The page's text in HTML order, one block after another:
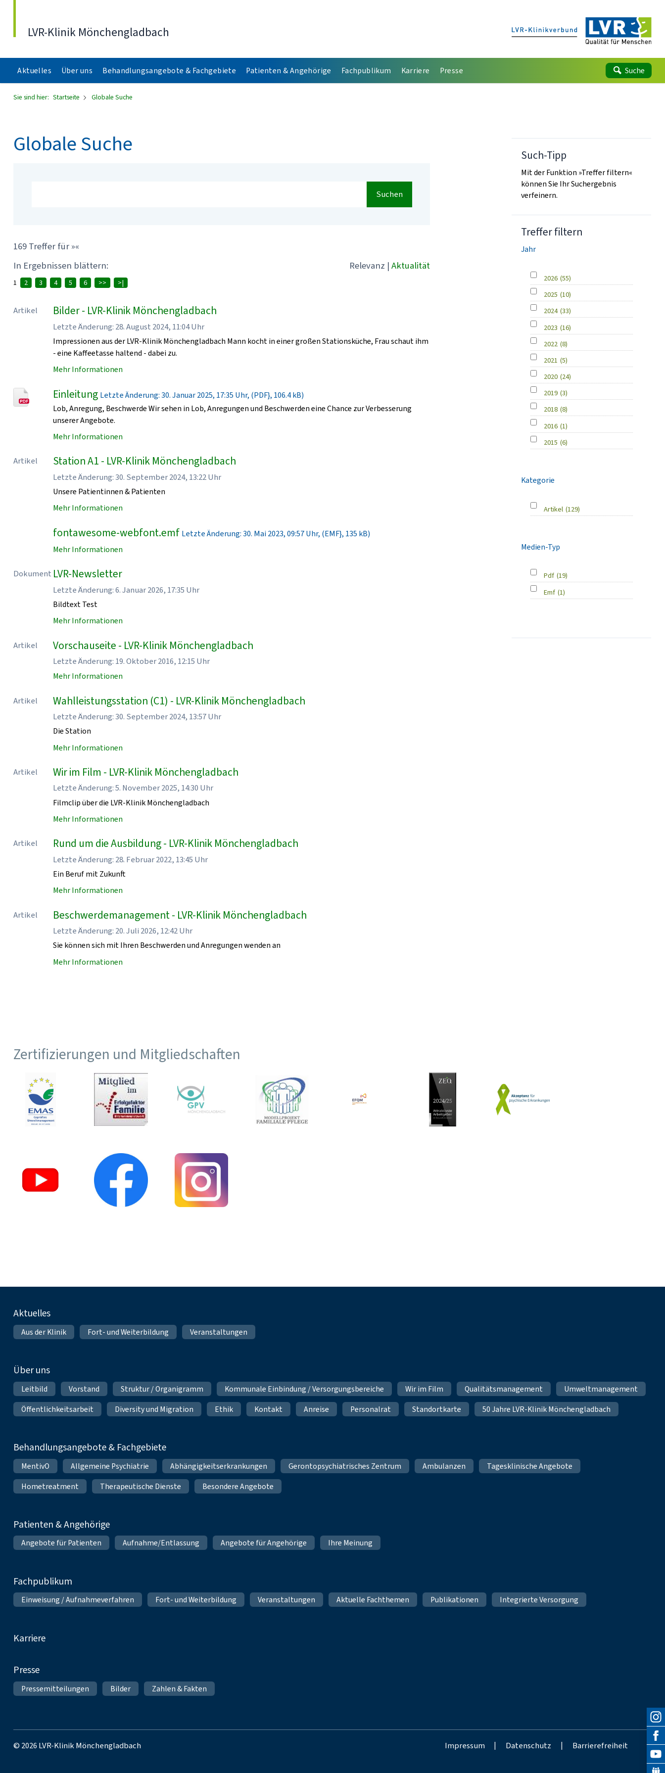
LVR-Klinik Mönchengladbach
Aktuelles Über uns Behandlungsangebote & Fachgebiete Patienten & Angehörige Fachpublikum Karriere Presse Suche
Sie sind hier: Startseite Globale Suche
Globale Suche
Suchen
169 Treffer für »«
In Ergebnissen blättern:
Relevanz | Aktualität
1 2 3 4 5 6 >> >|
Artikel Bilder - LVR-Klinik Mönchengladbach
Letzte Änderung: 28. August 2024, 11:04 Uhr
Impressionen aus der LVR-Klinik Mönchengladbach Mann kocht in einer großen Stationsküche, Frau schaut ihm
- eine Kaffeetasse haltend - dabei zu.
Mehr Informationen
Einleitung Letzte Änderung: 30. Januar 2025, 17:35 Uhr, (PDF}, 106.4 kB)
Lob, Anregung, Beschwerde Wir sehen in Lob, Anregungen und Beschwerden eine Chance zur Verbesserung
unserer Angebote.
Mehr Informationen
Artikel Station A1 - LVR-Klinik Mönchengladbach
Letzte Änderung: 30. September 2024, 13:22 Uhr
Unsere Patientinnen & Patienten
Mehr Informationen
fontawesome-webfont.emf Letzte Änderung: 30. Mai 2023, 09:57 Uhr, (EMF}, 135 kB)
Mehr Informationen
Dokument LVR-Newsletter
Letzte Änderung: 6. Januar 2026, 17:35 Uhr
Bildtext Test
Mehr Informationen
Artikel Vorschauseite - LVR-Klinik Mönchengladbach
Letzte Änderung: 19. Oktober 2016, 12:15 Uhr
Mehr Informationen
Artikel Wahlleistungsstation (C1) - LVR-Klinik Mönchengladbach
Letzte Änderung: 30. September 2024, 13:57 Uhr
Die Station
Mehr Informationen
Artikel Wir im Film - LVR-Klinik Mönchengladbach
Letzte Änderung: 5. November 2025, 14:30 Uhr
Filmclip über die LVR-Klinik Mönchengladbach
Mehr Informationen
Artikel Rund um die Ausbildung - LVR-Klinik Mönchengladbach
Letzte Änderung: 28. Februar 2022, 13:45 Uhr
Ein Beruf mit Zukunft
Mehr Informationen
Artikel Beschwerdemanagement - LVR-Klinik Mönchengladbach
Letzte Änderung: 20. Juli 2026, 12:42 Uhr
Sie können sich mit Ihren Beschwerden und Anregungen wenden an
Mehr Informationen
Such-Tipp
Mit der Funktion »Treffer filtern«
können Sie Ihr Suchergebnis
verfeinern.
Treffer filtern
Jahr
2026 (55)
2025 (10)
2024 (33)
2023 (16)
2022 (8)
2021 (5)
2020 (24)
2019 (3)
2018 (8)
2016 (1)
2015 (6)
Kategorie
Artikel (129)
Medien-Typ
Pdf (19)
Emf (1)
Zertifizierungen und Mitgliedschaften
Fußnavigation
Aktuelles
Aus der Klinik Fort- und Weiterbildung Veranstaltungen
Über uns
Leitbild Vorstand Struktur / Organigramm Kommunale Einbindung / Versorgungsbereiche Wir im Film Qualitätsmanagement
Umweltmanagement
Öffentlichkeitsarbeit
Diversity und Migration Ethik Kontakt Anreise Personalrat Standortkarte 50 Jahre LVR-Klinik Mönchengladbach
Behandlungsangebote & Fachgebiete
MentivO Allgemeine Psychiatrie Abhängigkeitserkrankungen Gerontopsychiatrisches Zentrum Ambulanzen
Tagesklinische Angebote
Hometreatment
Therapeutische Dienste Besondere Angebote
Patienten & Angehörige
Angebote für Patienten Aufnahme/Entlassung Angebote für Angehörige Ihre Meinung
Fachpublikum
Einweisung / Aufnahmeverfahren Fort- und Weiterbildung Veranstaltungen Aktuelle Fachthemen Publikationen Integrierte Versorgung
Karriere
Presse
Pressemitteilungen Bilder Zahlen & Fakten
© 2026 LVR-Klinik Mönchengladbach Impressum | Datenschutz | Barrierefreiheit